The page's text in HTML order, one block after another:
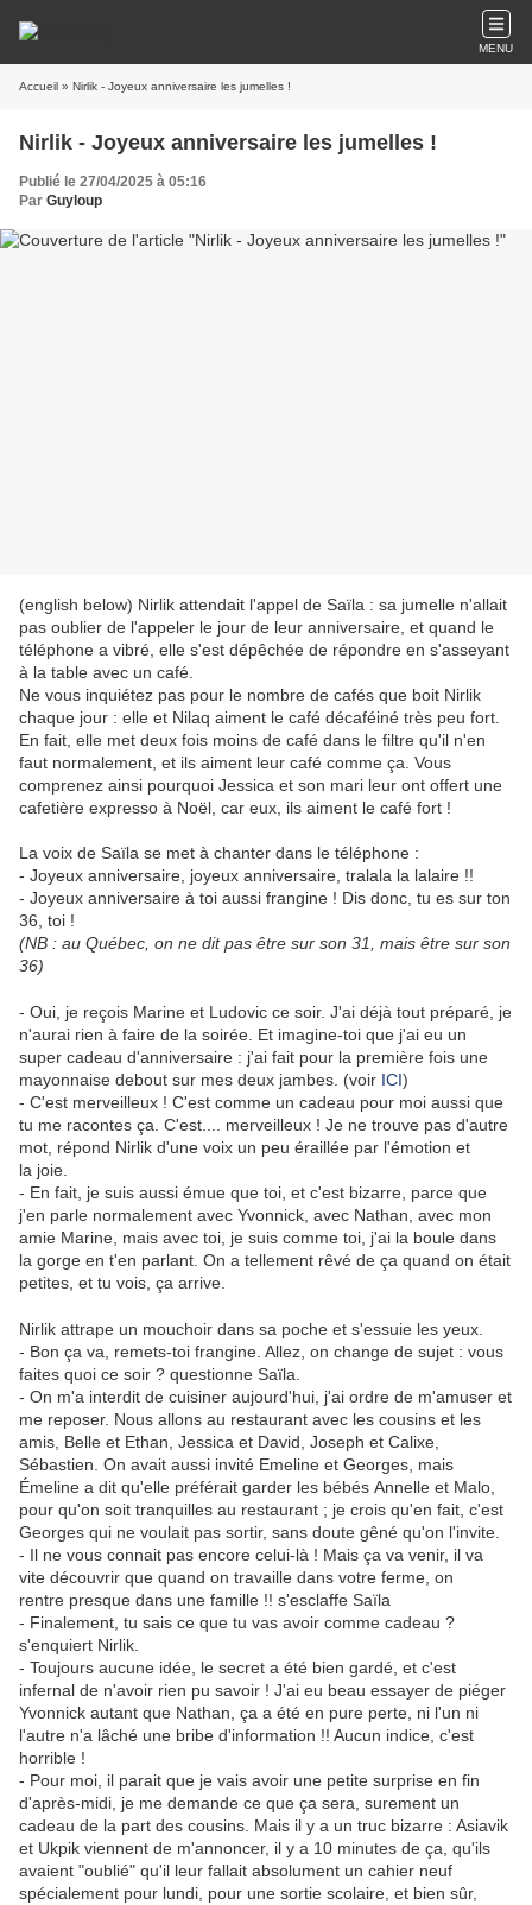
MENU
Accueil » Nirlik - Joyeux anniversaire les jumelles !
Nirlik - Joyeux anniversaire les jumelles !
Publié le 27/04/2025 à 05:16
Par Guyloup
(english below) Nirlik attendait l'appel de Saïla : sa jumelle n'allait
pas oublier de l'appeler le jour de leur anniversaire, et quand le
téléphone a vibré, elle s'est dépêchée de répondre en s'asseyant
à la table avec un café.
Ne vous inquiétez pas pour le nombre de cafés que boit Nirlik
chaque jour : elle et Nilaq aiment le café décaféiné très peu fort.
En fait, elle met deux fois moins de café dans le filtre qu'il n'en
faut normalement, et ils aiment leur café comme ça. Vous
comprenez ainsi pourquoi Jessica et son mari leur ont offert une
cafetière expresso à Noël, car eux, ils aiment le café fort !
La voix de Saïla se met à chanter dans le téléphone :
- Joyeux anniversaire, joyeux anniversaire, tralala la lalaire !!
- Joyeux anniversaire à toi aussi frangine ! Dis donc, tu es sur ton
36, toi !
(NB : au Québec, on ne dit pas être sur son 31, mais être sur son
36)
- Oui, je reçois Marine et Ludovic ce soir. J'ai déjà tout préparé, je
n'aurai rien à faire de la soirée. Et imagine-toi que j'ai eu un
super cadeau d'anniversaire : j'ai fait pour la première fois une
mayonnaise debout sur mes deux jambes. (voir ICI)
- C'est merveilleux ! C'est comme un cadeau pour moi aussi que
tu me racontes ça. C'est.... merveilleux ! Je ne trouve pas d'autre
mot, répond Nirlik d'une voix un peu éraillée par l'émotion et
la joie.
- En fait, je suis aussi émue que toi, et c'est bizarre, parce que
j'en parle normalement avec Yvonnick, avec Nathan, avec mon
amie Marine, mais avec toi, je suis comme toi, j'ai la boule dans
la gorge en t'en parlant. On a tellement rêvé de ça quand on était
petites, et tu vois, ça arrive.
Nirlik attrape un mouchoir dans sa poche et s'essuie les yeux.
- Bon ça va, remets-toi frangine. Allez, on change de sujet : vous
faites quoi ce soir ? questionne Saïla.
- On m'a interdit de cuisiner aujourd'hui, j'ai ordre de m'amuser et
me reposer. Nous allons au restaurant avec les cousins et les
amis, Belle et Ethan, Jessica et David, Joseph et Calixe,
Sébastien. On avait aussi invité Emeline et Georges, mais
Émeline a dit qu'elle préférait garder les bébés Annelle et Malo,
pour qu'on soit tranquilles au restaurant ; je crois qu'en fait, c'est
Georges qui ne voulait pas sortir, sans doute gêné qu'on l'invite.
- Il ne vous connait pas encore celui-là ! Mais ça va venir, il va
vite découvrir que quand on travaille dans votre ferme, on
rentre presque dans une famille !! s'esclaffe Saïla
- Finalement, tu sais ce que tu vas avoir comme cadeau ?
s'enquiert Nirlik.
- Toujours aucune idée, le secret a été bien gardé, et c'est
infernal de n'avoir rien pu savoir ! J'ai eu beau essayer de piéger
Yvonnick autant que Nathan, ça a été en pure perte, ni l'un ni
l'autre n'a lâché une bribe d'information !! Aucun indice, c'est
horrible !
- Pour moi, il parait que je vais avoir une petite surprise en fin
d'après-midi, je me demande ce que ça sera, surement un
cadeau de la part des cousins. Mais il y a un truc bizarre : Asiavik
et Ukpik viennent de m'annoncer, il y a 10 minutes de ça, qu'ils
avaient "oublié" qu'il leur fallait absolument un cahier neuf
spécialement pour lundi, pour une sortie scolaire, et bien sûr,